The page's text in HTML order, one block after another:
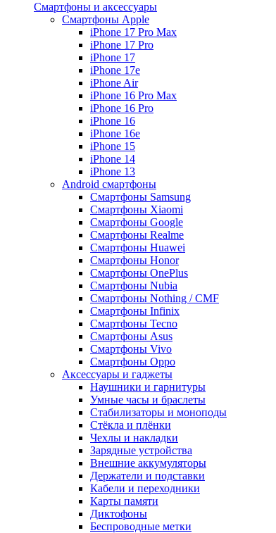
Смартфоны и аксессуары
Смартфоны Apple
iPhone 17 Pro Max
iPhone 17 Pro
iPhone 17
iPhone 17e
iPhone Air
iPhone 16 Pro Max
iPhone 16 Pro
iPhone 16
iPhone 16e
iPhone 15
iPhone 14
iPhone 13
Android cмартфоны
Смартфоны Samsung
Смартфоны Xiaomi
Смартфоны Google
Смартфоны Realme
Смартфоны Huawei
Смартфоны Honor
Смартфоны OnePlus
Смартфоны Nubia
Смартфоны Nothing / CMF
Смартфоны Infinix
Смартфоны Tecno
Смартфоны Asus
Смартфоны Vivo
Смартфоны Oppo
Аксессуары и гаджеты
Наушники и гарнитуры
Умные часы и браслеты
Стабилизаторы и моноподы
Стёкла и плёнки
Чехлы и накладки
Зарядные устройства
Внешние аккумуляторы
Держатели и подставки
Кабели и переходники
Карты памяти
Диктофоны
Беспроводные метки